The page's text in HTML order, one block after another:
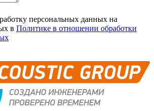
персональных данных на
в Политике в отношении обработки